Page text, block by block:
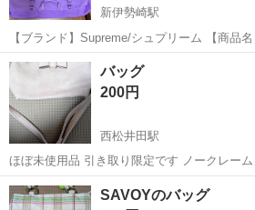
新伊勢崎駅
【ブランド】Supreme/シュプリーム 【商品
ー】パープル 【素材】ナイロン コーデュラ
【サイズ】 W約82cm x H約70cm x D約30cm
品】...
群馬 伊勢崎市 新伊勢崎駅
バッグ
200円
西松井田駅
ほぼ未使用品 引き取り限定です ノークレー
ます。
群馬 高崎市 バッグ
SAVOYのバッグ